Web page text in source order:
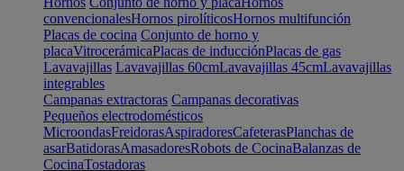
convencionalesHornos pirolíticosHornos multifunción
Placas de cocina Conjunto de horno y
placaVitrocerámicaPlacas de inducciónPlacas de gas
Lavavajillas Lavavajillas 60cmLavavajillas 45cmLavavajillas
integrables
Campanas extractoras Campanas decorativas
Pequeños electrodomésticos
MicroondasFreidorasAspiradoresCafeterasPlanchas de
asarBatidorasAmasadoresRobots de CocinaBalanzas de
CocinaTostadoras